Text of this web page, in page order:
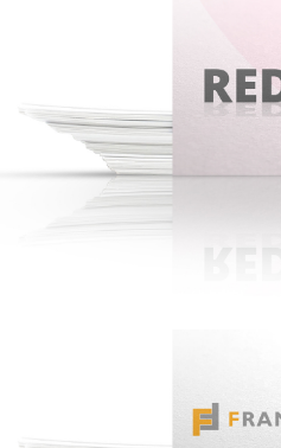
- Profession : Boîte